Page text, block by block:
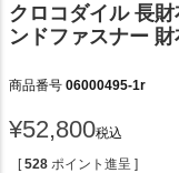
クロコダイル 長
ンドファスナー
商品番号 06000495-1r
¥52,800税込
[ 528 ポイント進呈 ]